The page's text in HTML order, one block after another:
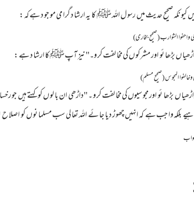
کیو نکہ صحیح حدیث میں رسو ل اللہ ﷺ کا یہ ارشا د گرا می مو جو د ہے کہ :
واحفوا الشوارب (صحيح بخاری)
ں بڑھا ئو اور مشرکو ں کی مخا لفت کر و۔" نیز آپ ﷺ کا ارشا د ہے :
وخالفوا المجوس (صحيح مسلم)
ں بڑھا ئو اور مجو سیوں کی مخا لفت کر و ۔ "داڑھی ان با لو ں کو کہتے
ہیے بلکہ وا جب ہے کہ انہیں چھو ڑ دیا جا ئے اللہ تعا لی سب مسلما نو ں کو اصلا